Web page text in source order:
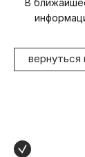
В
вернуться